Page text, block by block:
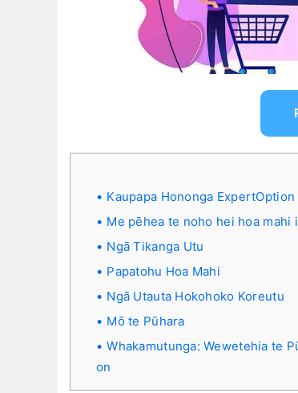
Kaupapa Hononga ExpertOption
Me pēhea te noho hei hoa mahi
Ngā Tikanga Utu
Papatohu Hoa Mahi
Ngā Utauta Hokohoko Koreutu
Mō te Pūhara
Whakamutunga: Wewetehia te
on